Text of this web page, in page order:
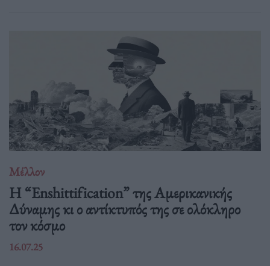
Μέλλον
Η “Enshittification” της Αμερικανικής
Δύναμης κι ο αντίκτυπός της σε ολόκληρο
τον κόσμο
16.07.25